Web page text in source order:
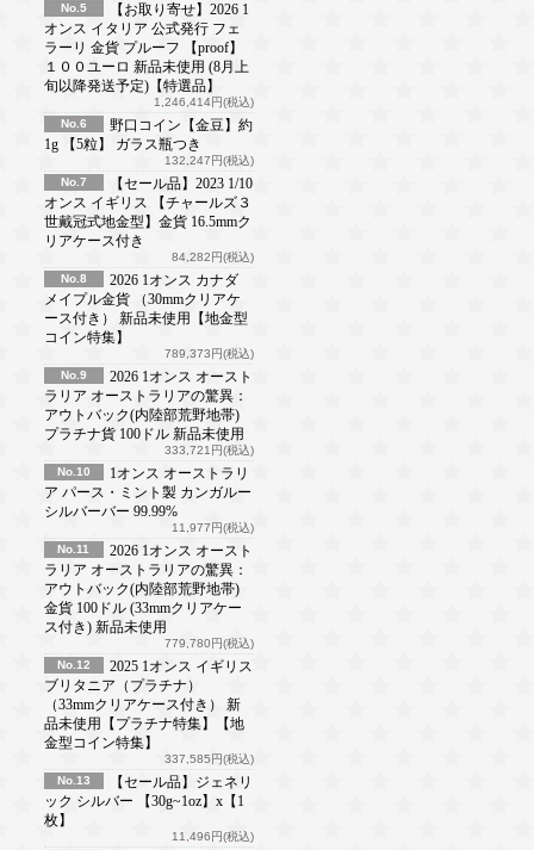
No.5
【お取り寄せ】2026 1
オンス イタリア 公式発行 フェ
ラーリ 金貨 プルーフ 【proof】
１００ユーロ 新品未使用 (8月上
旬以降発送予定)【特選品】
1,246,414円(税込)
No.6
野口コイン【金豆】約
1g 【5粒】 ガラス瓶つき
132,247円(税込)
No.7
【セール品】2023 1/10
オンス イギリス 【チャールズ３
世戴冠式地金型】金貨 16.5mmク
リアケース付き
84,282円(税込)
No.8
2026 1オンス カナダ
メイプル金貨 （30mmクリアケ
ース付き） 新品未使用【地金型
コイン特集】
789,373円(税込)
No.9
2026 1オンス オースト
ラリア オーストラリアの驚異：
アウトバック(内陸部荒野地帯)
プラチナ貨 100ドル 新品未使用
333,721円(税込)
No.10
1オンス オーストラリ
ア パース・ミント製 カンガルー
シルバーバー 99.99%
11,977円(税込)
No.11
2026 1オンス オースト
ラリア オーストラリアの驚異：
アウトバック(内陸部荒野地帯)
金貨 100ドル (33mmクリアケー
ス付き) 新品未使用
779,780円(税込)
No.12
2025 1オンス イギリス
ブリタニア（プラチナ）
（33mmクリアケース付き） 新
品未使用【プラチナ特集】【地
金型コイン特集】
337,585円(税込)
No.13
【セール品】ジェネリ
ック シルバー 【30g~1oz】x【1
枚】
11,496円(税込)